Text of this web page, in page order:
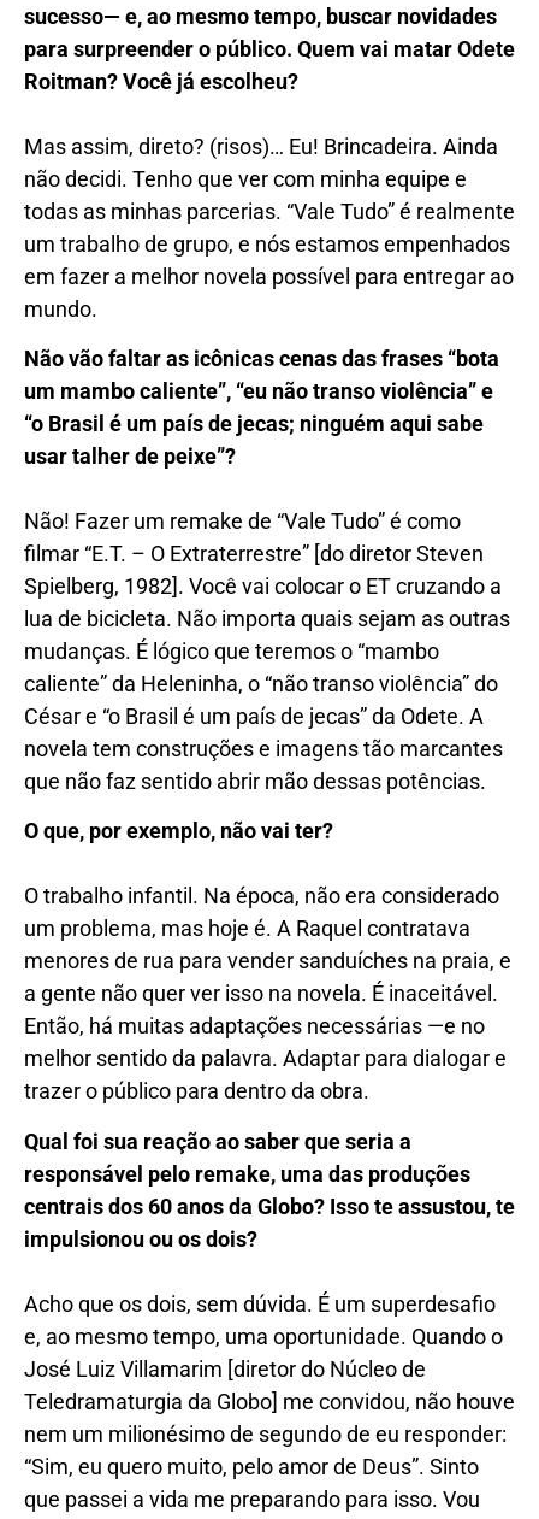
sucesso— e, ao mesmo tempo, buscar novidades
para surpreender o público. Quem vai matar Odete
Roitman? Você já escolheu?
Mas assim, direto? (risos)… Eu! Brincadeira. Ainda
não decidi. Tenho que ver com minha equipe e
todas as minhas parcerias. “Vale Tudo” é realmente
um trabalho de grupo, e nós estamos empenhados
em fazer a melhor novela possível para entregar ao
mundo.
Não vão faltar as icônicas cenas das frases “bota
um mambo caliente”, “eu não transo violência” e
“o Brasil é um país de jecas; ninguém aqui sabe
usar talher de peixe”?
Não! Fazer um remake de “Vale Tudo” é como
filmar “E.T. – O Extraterrestre” [do diretor Steven
Spielberg, 1982]. Você vai colocar o ET cruzando a
lua de bicicleta. Não importa quais sejam as outras
mudanças. É lógico que teremos o “mambo
caliente” da Heleninha, o “não transo violência” do
César e “o Brasil é um país de jecas” da Odete. A
novela tem construções e imagens tão marcantes
que não faz sentido abrir mão dessas potências.
O que, por exemplo, não vai ter?
O trabalho infantil. Na época, não era considerado
um problema, mas hoje é. A Raquel contratava
menores de rua para vender sanduíches na praia, e
a gente não quer ver isso na novela. É inaceitável.
Então, há muitas adaptações necessárias —e no
melhor sentido da palavra. Adaptar para dialogar e
trazer o público para dentro da obra.
Qual foi sua reação ao saber que seria a
responsável pelo remake, uma das produções
centrais dos 60 anos da Globo? Isso te assustou, te
impulsionou ou osdois?
Acho que os dois, sem dúvida. É um superdesafio
e, ao mesmo tempo, uma oportunidade. Quando o
José Luiz Villamarim [diretor do Núcleo de
Teledramaturgia da Globo] me convidou, não houve
nem um milionésimo de segundo de eu responder:
“Sim, eu quero muito, pelo amor de Deus”. Sinto
que passei a vida me preparando para isso. Vou